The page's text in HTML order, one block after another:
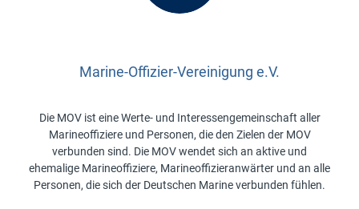
Marine-Offizier-Vereinigung e.V.
Die MOV ist eine Werte- und Interessengemeinschaft aller
Marineoffiziere und Personen, die den Zielen der MOV
verbunden sind. Die MOV wendet sich an aktive und
ehemalige Marineoffiziere, Marineoffizieranwärter und an alle
Personen, die sich der Deutschen Marine verbunden fühlen.